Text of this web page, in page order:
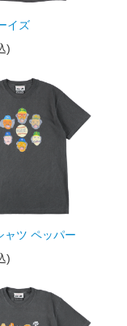
イズ
)
ャツ ペッパー
)